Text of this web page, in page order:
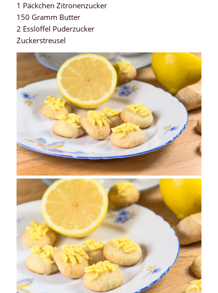
1 Päckchen Zitronenzucker
150 Gramm Butter
2 Esslöffel Puderzucker
Zuckerstreusel